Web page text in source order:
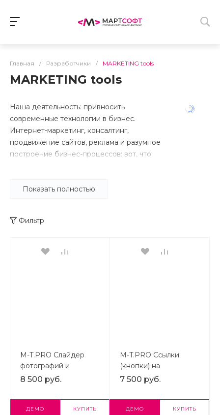
Главная / Разработчики / MARKETING tools
MARKETING tools
Наша деятельность: привносить
современные технологии в бизнес.
Интернет-маркетинг, консалтинг,
продвижение сайтов, реклама и разумное
построение бизнес-процессов: вот, что
Показать полностью
Фильтр
M-T.PRO Слайдер
фотографий и
быстрая загрузка
размещения
фотогалерей в текст
8 500 руб.
ДЕМО КУПИТЬ
M-T.PRO Ссылки
(кнопки) на
скачивание для
размещения в любом
месте сайта
7 500 руб.
ДЕМО КУПИТЬ